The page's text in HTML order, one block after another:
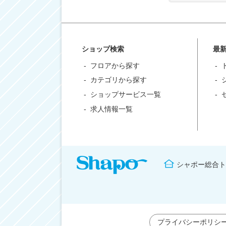
ショップ検索
フロアから探す
カテゴリから探す
ショップサービス一覧
求人情報一覧
最
シャポー総合
プライバシーポリシ